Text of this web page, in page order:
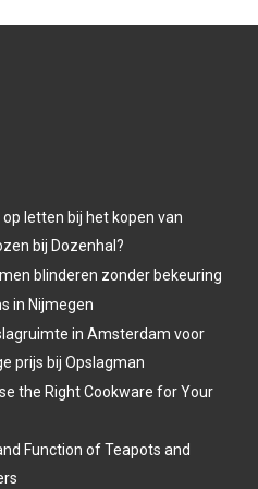
letten bij het kopen van
bij Dozenhal?
blinderen zonder bekeuring
in Nijmegen
in Amsterdam voor
prijs bij Opslagman
the Right Cookware for Your
Function of Teapots and